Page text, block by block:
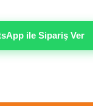
ile Sipariş Ver